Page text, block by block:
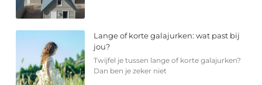
Lange of korte galajurken: wat past bij
jou?
Twijfel je tussen lange of korte galajurken?
Dan ben je zeker niet